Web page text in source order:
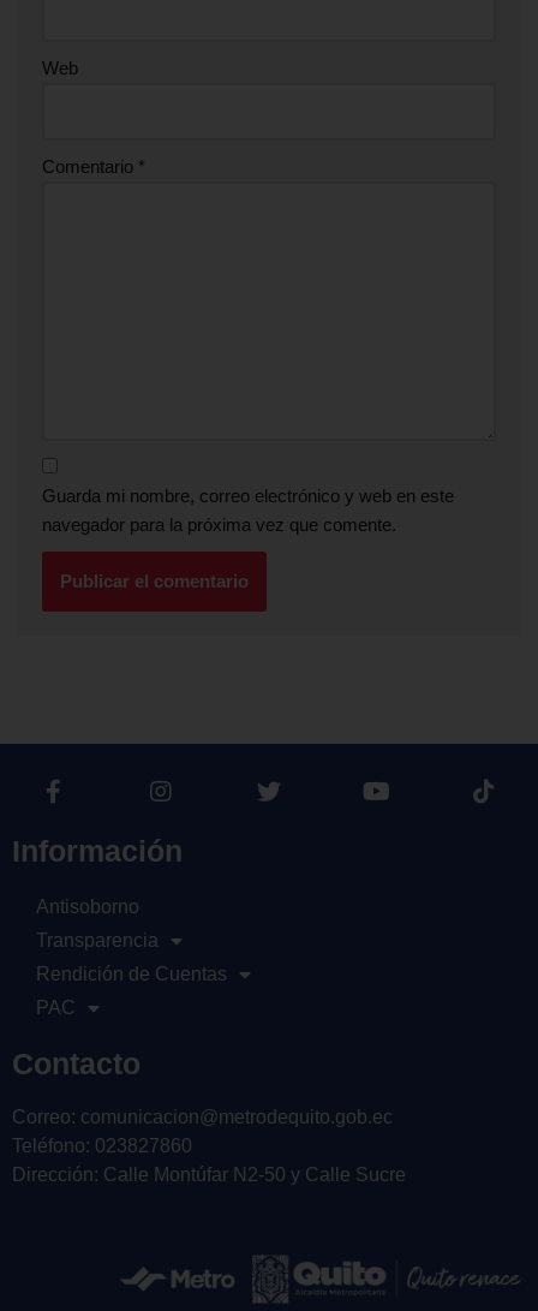
Web
Comentario *
Guarda mi nombre, correo electrónico y web en este
navegador para la próxima vez que comente.
Información
Antisoborno
Transparencia
Rendición de Cuentas
PAC
Contacto
Correo: comunicacion@metrodequito.gob.ec
Teléfono: 023827860
Dirección: Calle Montúfar N2-50 y Calle Sucre